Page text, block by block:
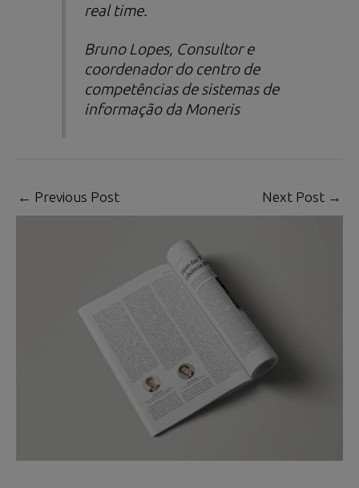
real time.
Bruno Lopes, Consultor e
coordenador do centro de
competências de sistemas de
informação da Moneris
← Previous Post Next Post →